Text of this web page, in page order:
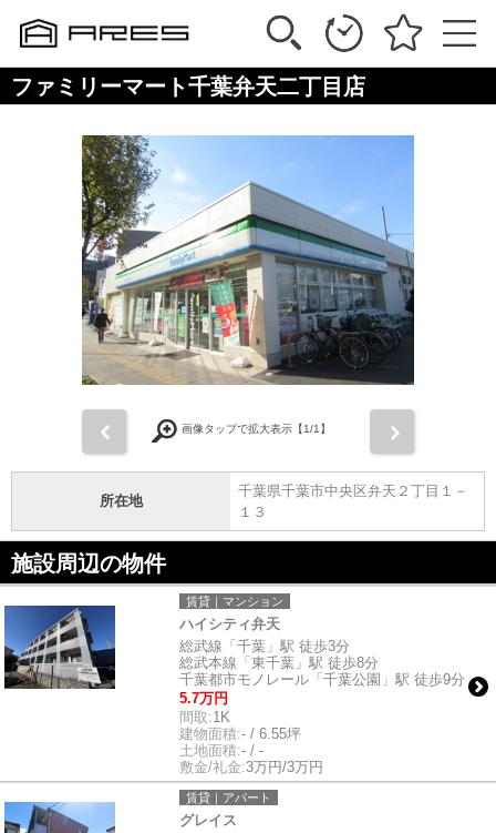
ファミリーマート千葉弁天二丁目店
画像タップで拡大表示【1/1】
所在地
千葉県千葉市中央区弁天２丁目１－
１３
施設周辺の物件
賃貸｜マンション
ハイシティ弁天
総武線「千葉」駅 徒歩3分
総武本線「東千葉」駅 徒歩8分
千葉都市モノレール「千葉公園」駅 徒歩9分
5.7万円
間取:1K
建物面積:- / 6.55坪
土地面積:- / -
敷金/礼金:3万円/3万円
賃貸｜アパート
グレイス